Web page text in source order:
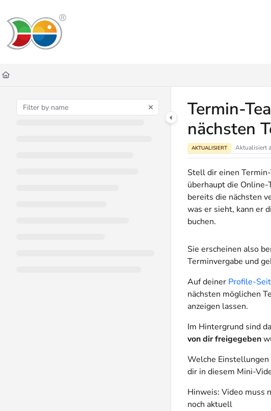
Fetch the complete documentation index at:
Use this file to discover all available pages before exploring further.
Termin-
nächsten
AKTUALISIERT Aktualisiert
Stell dir einen
überhaupt die
bereits die nächsten
was er sieht, kann er
buchen.
Sie erscheinen also
Terminvergabe und
Auf deiner Profile-
nächsten möglichen
anzeigen lassen.
Im Hintergrund sind
von dir freigegeben
Welche
dir in diesem Mini-
Hinweis: Video muss
noch aktuell